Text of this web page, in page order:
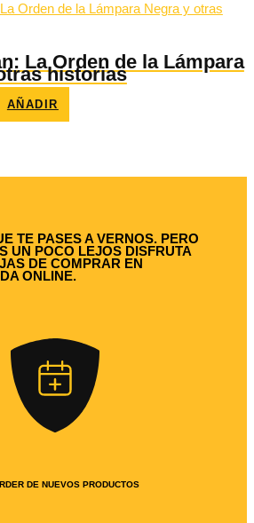
La Orden de la Lámpara
historias
AÑADIR
TE PASES A VERNOS. PERO
UN POCO LEJOS DISFRUTA
DE COMPRAR EN
ONLINE.
DE NUEVOS PRODUCTOS